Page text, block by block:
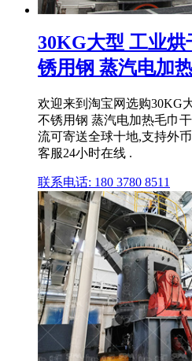
30KG大型 工业
锈用钢 蒸汽电加
欢迎来到淘宝网选购30KG
不锈用钢 蒸汽电加热毛巾
流可寄送全球十地,支持外
客服24小时在线 .
联系电话: 180 3780 8511